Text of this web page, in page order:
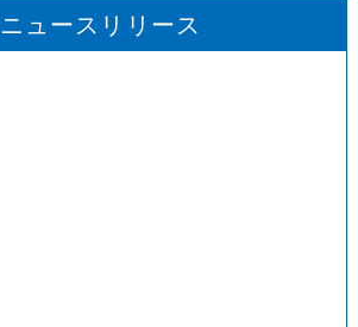
ニュースリリース